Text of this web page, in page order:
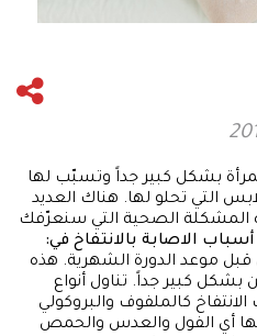
بشكل كبير جداً وتسبّب لها
التي تحلو لها. هناك العديد
المشكلة الصحية التي سنعرّفك
الاصابة بالانتفاخ في:
قبل موعد الدورة الشهرية. هذه
بشكل كبير جداً. تناول أنواع
كالملفوف والبروكولي
أي الفول والعدس والحمص